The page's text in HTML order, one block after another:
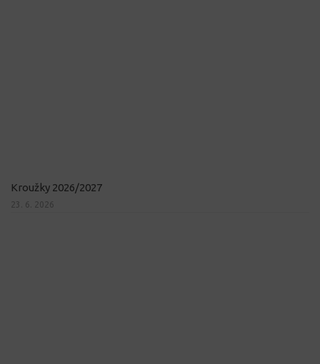
Kroužky 2026/2027
23. 6. 2026